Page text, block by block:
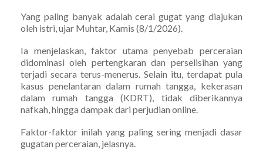
Yang paling banyak adalah cerai gugat yang diajukan
oleh istri, ujar Muhtar, Kamis (8/1/2026).
Ia menjelaskan, faktor utama penyebab perceraian
didominasi oleh pertengkaran dan perselisihan yang
terjadi secara terus-menerus. Selain itu, terdapat pula
kasus penelantaran dalam rumah tangga, kekerasan
dalam rumah tangga (KDRT), tidak diberikannya
nafkah, hingga dampak dari perjudian online.
Faktor-faktor inilah yang paling sering menjadi dasar
gugatan perceraian, jelasnya.